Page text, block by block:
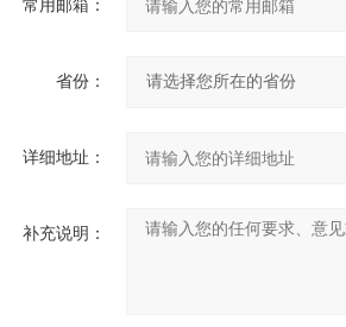
常用邮箱：
省份：
详细地址：
补充说明：